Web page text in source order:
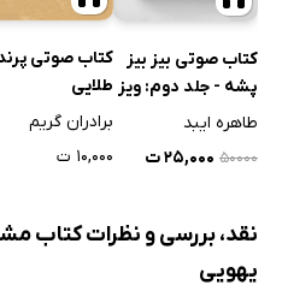
کتاب صوتی بیز بیز
پشه - جلد دوم: ویز
ویز تره
طاهره ایبد
۵۰۰۰۰ ۲۵,۰۰۰ ت
کتاب صوتی
طلایی
برادران گریم
۱۰,۰۰۰ ت
نقد، بررسی و نظرات کتاب
یهویی